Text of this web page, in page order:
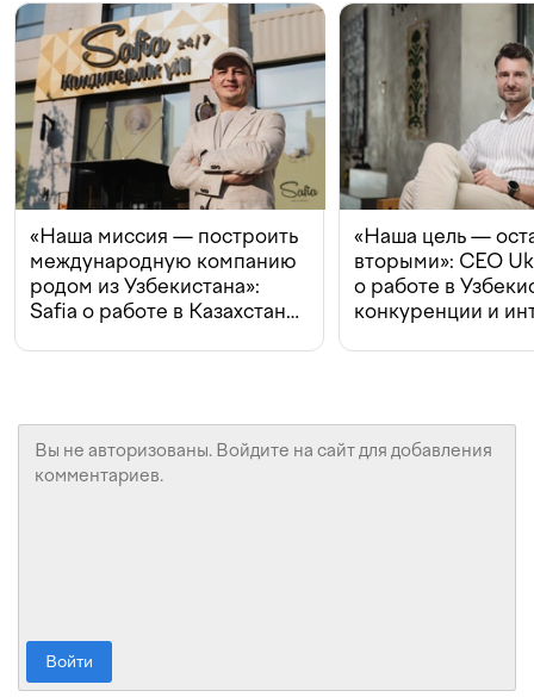
«Наша миссия — построить
международную компанию
родом из Узбекистана»:
Safia о работе в Казахстане,
«Наша цель —
вторыми»: CEO
о работе в
конкуренции и
Войти